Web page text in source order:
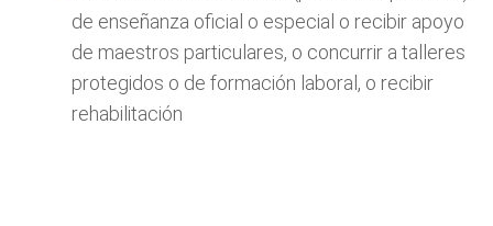
de enseñanza oficial o especial o recibir apoyo
de maestros particulares, o concurrir a talleres
protegidos o de formación laboral, o recibir
rehabilitación